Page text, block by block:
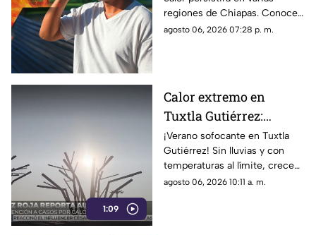
este viernes 7 de agosto
regiones de Chiapas. Conoce
cuáles serán los municipios
agosto 06, 2026 07:28 p. m.
1:09
Calor extremo en
Tuxtla Gutiérrez:
Aumentan las
emergencias por
deshidratación severa
¡Verano sofocante en Tuxtla
Gutiérrez! Sin lluvias y con
temperaturas al límite, crecen
los padecimientos por calor,
agosto 06, 2026 10:11 a. m.